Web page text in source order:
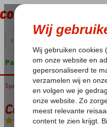
Pakketgarantie
Home Canarische Eilanden Tenerife
Columbus Hotel
Halfpension- Hotel